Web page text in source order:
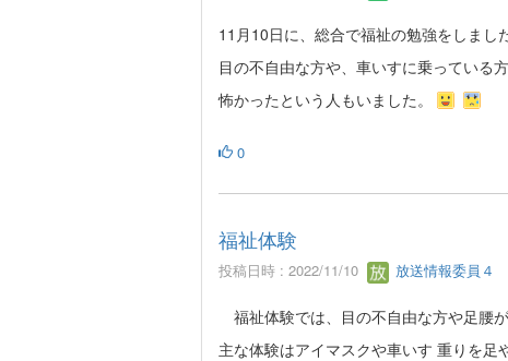
11月10日に、総合で福祉の勉強をしました
目の不自由な方や、車いすに乗っている
怖かったという人もいました。
0
福祉体験
投稿日時 : 2022/11/10 放送情報委員４
福祉体験では、目の不自由な方や足腰
主な体験はアイマスクや車いす 重りを足